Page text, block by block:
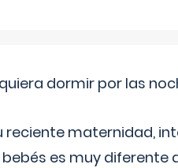
dormir por las
maternidad,
es muy diferente